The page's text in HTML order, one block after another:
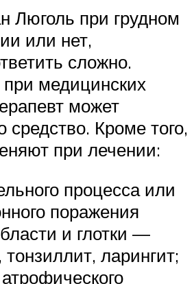
Люголь при грудном
или нет,
сложно.
при медицинских
может
средство. Кроме того,
при лечении:
процесса или
поражения
и глотки —
ларингит;